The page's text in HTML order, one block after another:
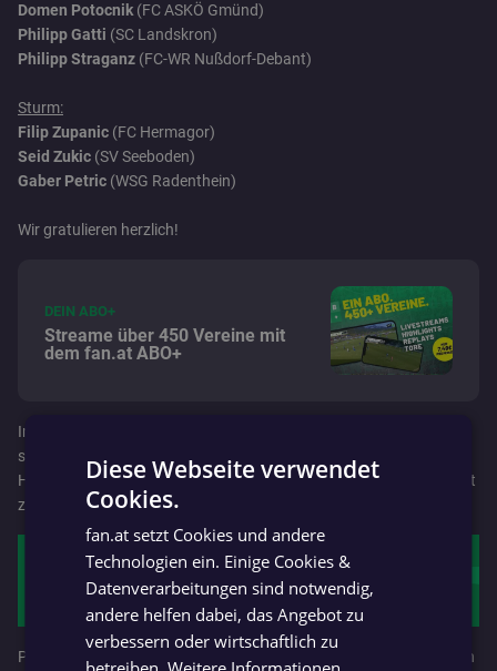
Domen Potocnik (FC ASKÖ Gmünd)
Philipp Gatti (SC Landskron)
Philipp Straganz (FC-WR Nußdorf-Debant)
Sturm:
Filip Zupanic (FC Hermagor)
Seid Zukic (SV Seeboden)
Gaber Petric (WSG Radenthein)
Wir gratulieren herzlich!
DEIN ABO+
Streame über 450 Vereine mit
dem fan.at ABO+
Im Anschluss findet nun gleich das Spieler der Hinrunde-Voting
statt. Aus der Elf der Hinrunde könnt ihr dort euren Spieler der
Hinrunde küren!Folgteurem Team und der Liga, um benachrichtigt
zu werden, sobald das Voting startet.
PS: Wenn dein Verein noch nicht auf
aktiv ist, melde ihn doch
Diese Webseite verwendet
Cookies.
fan.at setzt Cookies und andere
Technologien ein. Einige Cookies &
Datenverarbeitungen sind notwendig,
andere helfen dabei, das Angebot zu
verbessern oder wirtschaftlich zu